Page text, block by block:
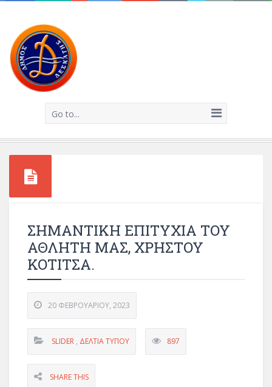
Go to...
ΣΗΜΑΝΤΙΚΗ ΕΠΙΤΥΧΙΑ ΤΟΥ
ΑΘΛΗΤΗ ΜΑΣ, ΧΡΗΣΤΟΥ
ΚΟΤΙΤΣΑ.
20 ΦΕΒΡΟΥΑΡΊΟΥ, 2023
SLIDER , ΔΕΛΤΊΑ ΤΎΠΟΥ 897
SHARE THIS